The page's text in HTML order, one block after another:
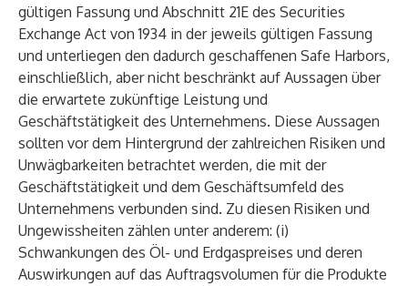
gültigen Fassung und Abschnitt 21E des Securities
Exchange Act von 1934 in der jeweils gültigen Fassung
und unterliegen den dadurch geschaffenen Safe Harbors,
einschließlich, aber nicht beschränkt auf Aussagen über
die erwartete zukünftige Leistung und
Geschäftstätigkeit des Unternehmens. Diese Aussagen
sollten vor dem Hintergrund der zahlreichen Risiken und
Unwägbarkeiten betrachtet werden, die mit der
Geschäftstätigkeit und dem Geschäftsumfeld des
Unternehmens verbunden sind. Zu diesen Risiken und
Ungewissheiten zählen unter anderem: (i)
Schwankungen des Öl- und Erdgaspreises und deren
Auswirkungen auf das Auftragsvolumen für die Produkte